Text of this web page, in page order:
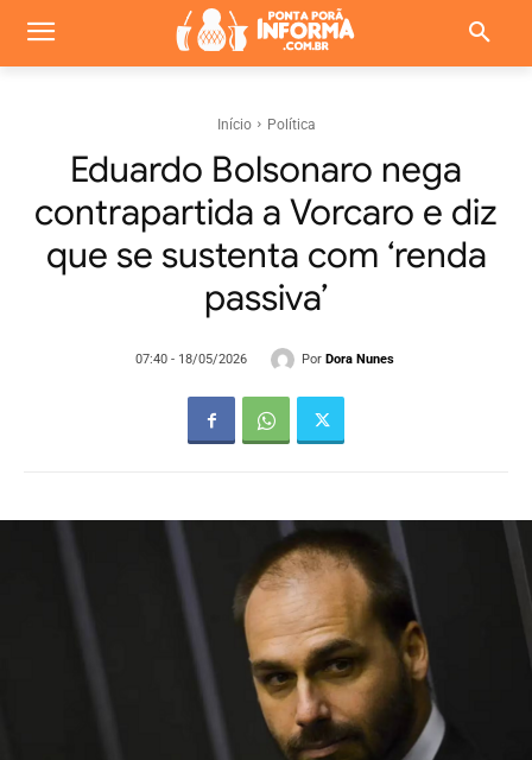
Início Política
Eduardo Bolsonaro nega
contrapartida a Vorcaro e diz
que se sustenta com ‘renda
passiva’
07:40 - 18/05/2026 Por Dora Nunes